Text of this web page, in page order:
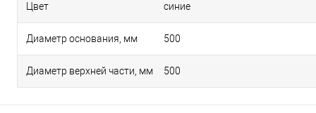
Цвет синие
Диаметр основания, мм 500
Диаметр верхней части, мм 500